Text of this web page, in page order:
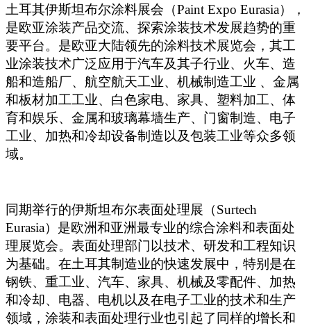
土耳其伊斯坦布尔涂料展会（Paint Expo Eurasia），
是欧亚涂装产品交流、探索涂装技术发展趋势的重
要平台。是欧亚大陆领先的涂料技术展览会，其工
业涂装技术广泛应用于汽车及其子行业、火车、造
船和造船厂、航空航天工业、机械制造工业 、金属
和板材加工工业、白色家电、家具、塑料加工、体
育和娱乐、金属和玻璃幕墙生产、门窗制造、电子
工业、加热和冷却设备制造以及包装工业等众多领
域。
同期举行的伊斯坦布尔表面处理展（Surtech
Eurasia）是欧洲和亚洲最专业的综合涂料和表面处
理展览会。表面处理部门以技术、研发和工程知识
为基础。在土耳其制造业的快速发展中，特别是在
钢铁、重工业、汽车、家具、机械及零配件、加热
和冷却、电器、电机以及在电子工业的技术和生产
领域，涂装和表面处理行业也引起了同样的增长和